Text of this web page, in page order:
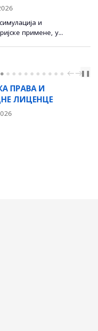
и
примене, у...
PREVNEXT
❚❚
ПРАВА И
ЛИЦЕНЦЕ